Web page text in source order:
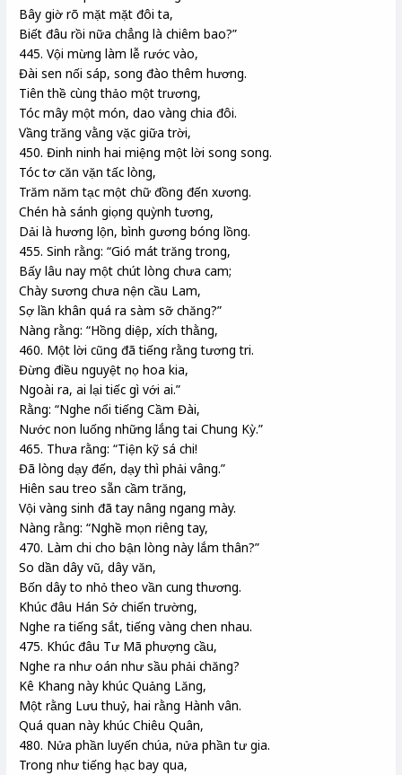
Bây giờ rõ mặt mặt đôi ta,
Biết đâu rồi nữa chẳng là chiêm bao?”
445. Vội mừng làm lễ rước vào,
Đài sen nối sáp, song đào thêm hương.
Tiên thề cùng thảo một trương,
Tóc mây một món, dao vàng chia đôi.
Vầng trăng vằng vặc giữa trời,
450. Đinh ninh hai miệng một lời song song.
Tóc tơ căn vặn tấc lòng,
Trăm năm tạc một chữ đồng đến xương.
Chén hà sánh giọng quỳnh tương,
Dải là hương lộn, bình gương bóng lồng.
455. Sinh rằng: “Gió mát trăng trong,
Bấy lâu nay một chút lòng chưa cam;
Chày sương chưa nện cầu Lam,
Sợ lần khân quá ra sàm sỡ chăng?”
Nàng rằng: “Hồng diệp, xích thằng,
460. Một lời cũng đã tiếng rằng tương tri.
Đừng điều nguyệt nọ hoa kia,
Ngoài ra, ai lại tiếc gì với ai.”
Rằng: “Nghe nổi tiếng Cầm Đài,
Nước non luống những lắng tai Chung Kỳ.”
465. Thưa rằng: “Tiện kỹ sá chi!
Đã lòng dạy đến, dạy thì phải vâng.”
Hiên sau treo sẵn cầm trăng,
Vội vàng sinh đã tay nâng ngang mày.
Nàng rằng: “Nghề mọn riêng tay,
470. Làm chi cho bận lòng này lắm thân?”
So dần dây vũ, dây văn,
Bốn dây to nhỏ theo vần cung thương.
Khúc đâu Hán Sở chiến trường,
Nghe ra tiếng sắt, tiếng vàng chen nhau.
475. Khúc đâu Tư Mã phượng cầu,
Nghe ra như oán như sầu phải chăng?
Kê Khang này khúc Quảng Lăng,
Một rằng Lưu thuỷ, hai rằng Hành vân.
Quá quan này khúc Chiêu Quân,
480. Nửa phần luyến chúa, nửa phần tư gia.
Trong như tiếng hạc bay qua,